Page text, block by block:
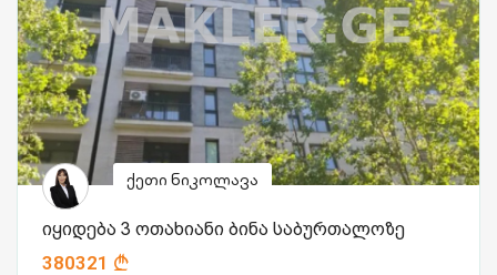
ქეთი ნიკოლავა
იყიდება 3 ოთახიანი ბინა საბურთალოზე
380321